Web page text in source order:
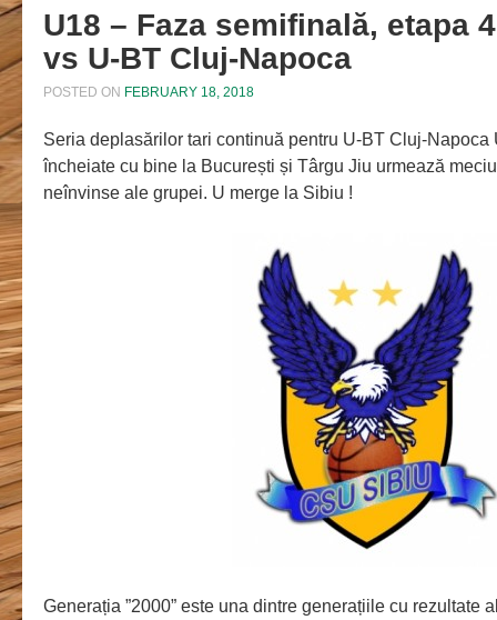
U18 – Faza semifinală, etapa
vs U-BT Cluj-Napoca
POSTED ON FEBRUARY 18, 2018
Seria deplasărilor tari continuă pentru U-BT Cluj-Napoca
încheiate cu bine la București și Târgu Jiu urmează
neînvinse ale grupei. U merge la Sibiu !
Generația ”2000” este una dintre generațiile cu rezultate